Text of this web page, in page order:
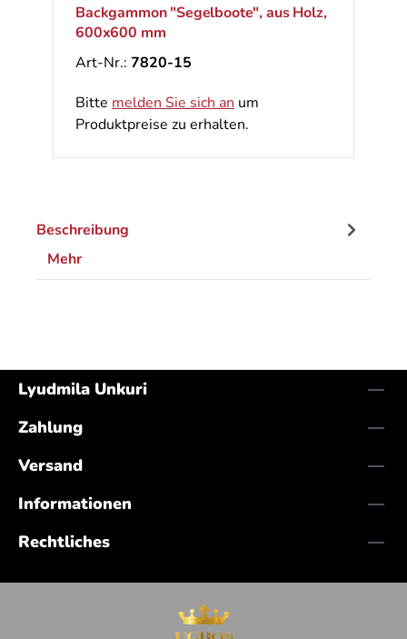
Backgammon "Segelboote", aus Holz,
600x600 mm
Art-Nr.: 7820-15
Bitte melden Sie sich an um
Produktpreise zu erhalten.
Beschreibung
Mehr
Lyudmila Unkuri
Zahlung
Versand
Informationen
Rechtliches